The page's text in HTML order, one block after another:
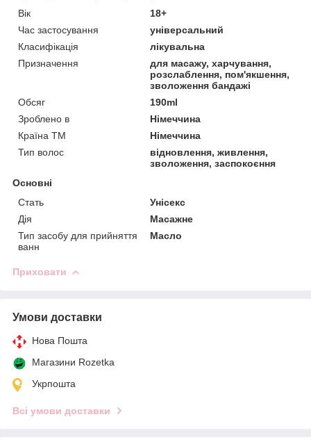
Вік
18+
Час застосування
універсальний
Класифікація
лікувальна
Призначення
для масажу, харчування,
розслаблення, пом'якшення,
зволоження бандажі
Обсяг
190ml
Зроблено в
Німеччина
Країна ТМ
Німеччина
Тип волос
відновлення, живлення,
зволоження, заспокоєння
Основні
Стать
Унісекс
Дія
Масажне
Тип засобу для прийняття
ванн
Масло
Приховати
Умови доставки
Нова Пошта
Магазини Rozetka
Укрпошта
Всі умови доставки